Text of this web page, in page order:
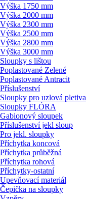
Výška 1750 mm
Výška 2000 mm
Výška 2300 mm
Výška 2500 mm
Výška 2800 mm
Výška 3000 mm
Sloupky s lištou
Poplastované Zelené
Poplastované Antracit
Příslušenství
Sloupky pro uzlová pletiva
Sloupky FLÓRA
Gabionový sloupek
Příslušenství jekl sloup
Pro jekl. sloupky
Příchytka koncová
Příchytka průběžná
Příchytka rohová
Příchytky-ostatní
Upevňovací materiál
Čepička na sloupky